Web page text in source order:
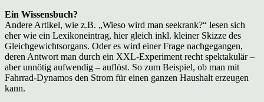
Ein Wissensbuch?
Andere Artikel, wie z.B. „Wieso wird man seekrank?“ lesen sich
eher wie ein Lexikoneintrag, hier gleich inkl. kleiner Skizze des
Gleichgewichtsorgans. Oder es wird einer Frage nachgegangen,
deren Antwort man durch ein XXL-Experiment recht spektakulär –
aber unnötig aufwendig – auflöst. So zum Beispiel, ob man mit
Fahrrad-Dynamos den Strom für einen ganzen Haushalt erzeugen
kann.